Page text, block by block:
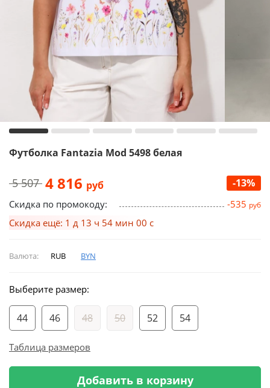
Футболка Fantazia Mod 5498 белая
5 507 4 816 руб -13%
Скидка по промокоду: -535 руб
Скидка ещё: 1 д 13 ч 53 мин 59 с
Валюта: RUB BYN
Выберите размер:
44 46 48 50 52 54
Таблица размеров
Добавить в корзину